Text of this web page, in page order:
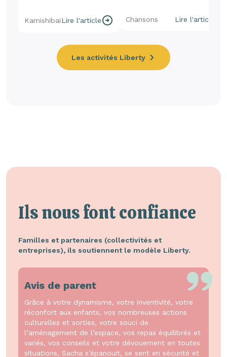
KamishibaïLire l'article Chansons Lire l'article
Les activités Liberty
Ils nous font confiance
Familles et partenaires (collectivités et
entreprises), ils soutiennent le modèle Liberty.
Avis de parent
Grâce à votre dynamisme, votre inventivité, votre
réconfort aux enfants, vos nombreuses actions
culturelles et sorties, votre souci de
l’aménagement de l’espace, vos repas équilibrés et
variés, vos conseils et votre dévouement en toutes
situations, Sacha s’épanouit, se sent en sécurité et